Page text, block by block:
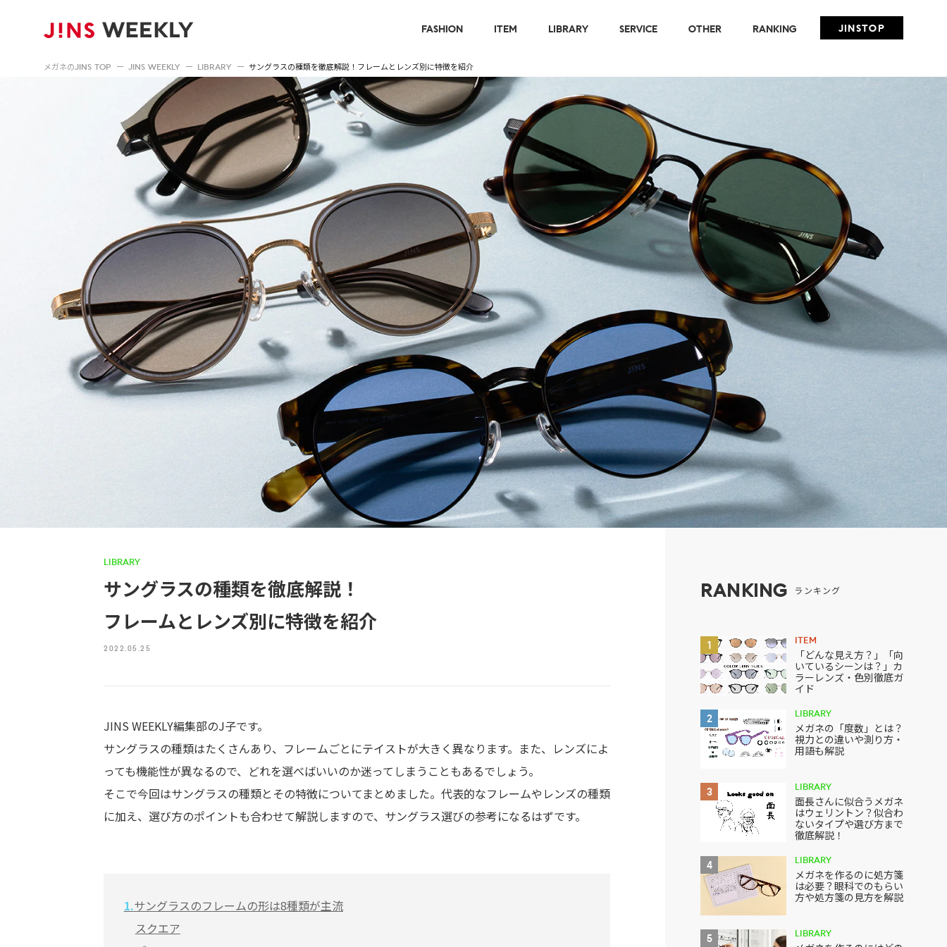
FASHION ITEM LIBRARY SERVICE OTHER RANKING JINSTOP
メガネのJINS TOP JINS WEEKLY LIBRARY サングラスの種類を徹底解説！フレームとレンズ別に特徴を紹介
LIBRARY
サングラスの種類を徹底解説！
フレームとレンズ別に特徴を紹介
2022.05.25
JINS WEEKLY編集部のJ子です。
サングラスの種類はたくさんあり、フレームごとにテイストが大きく異なります。また、レンズによ
っても機能性が異なるので、どれを選べばいいのか迷ってしまうこともあるでしょう。
そこで今回はサングラスの種類とその特徴についてまとめました。代表的なフレームやレンズの種類
に加え、選び方のポイントも合わせて解説しますので、サングラス選びの参考になるはずです。
1.サングラスのフレームの形は8種類が主流
スクエア
RANKING ランキング
1 ITEM
「どんな見え方？」「向
いているシーンは？」カ
ラーレンズ・色別徹底ガ
イド
2 LIBRARY
メガネの「度数」とは？
視力との違いや測り方・
用語も解説
3 LIBRARY
面長さんに似合うメガネ
はウェリントン？似合わ
ないタイプや選び方まで
徹底解説！
4 LIBRARY
メガネを作るのに処方箋
は必要？眼科でのもらい
方や処方箋の見方を解説
5 LIBRARY